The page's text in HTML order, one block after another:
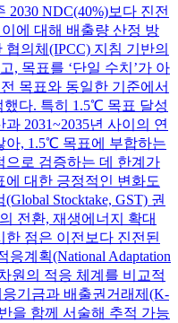
NDC(40%)보다 진전
에 대해 배출량 산정 방
의체(IPCC) 지침 기반의
, 목표를 ‘단일 수치’가 아
목표와 동일한 기준에서
했다. 특히 1.5℃ 목표 달성
2031~2035년 사이의 연
아, 1.5℃ 목표에 부합하는
으로 검증하는 데 한계가
대한 긍정적인 변화도
Stocktake, GST) 권
전환, 재생에너지 확대
점은 이전보다 진전된
계획(National Adaptation
원의 적응 체계를 비교적
기금과 배출권거래제(K-
을 함께 서술해 추적 가능